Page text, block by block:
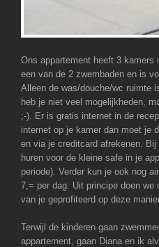
Ons appartement heeft 3
een van de 2 zwembaden en is
Alleen de was/douche/wc ruimte
heb je niet veel mogelijkheden,
;-). Er is gratis internet in de
internet op je kamer dan moet je
en via je creditcard afrekenen.
huren voor de kleine safe in je
periode). Verder kun je ook nog
7,= per dag. Uit principe doen we
van je geprofiteerd op deze
Terwijl de kinderen gaan
appartement, gaan Diana en ik